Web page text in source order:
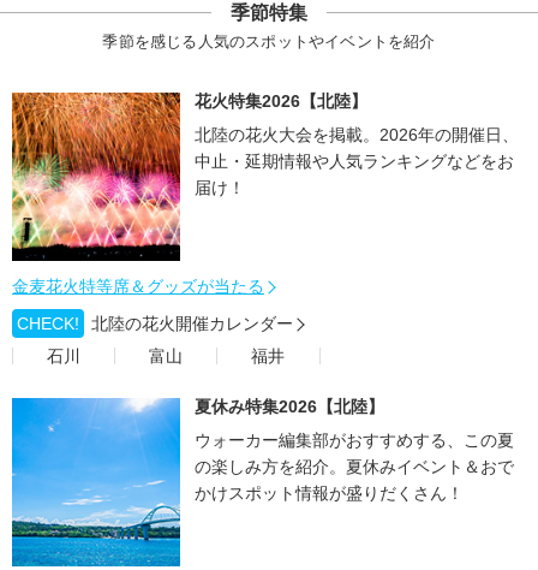
季節特集
季節を感じる人気のスポットやイベントを紹介
花火特集2026【北陸】
北陸の花火大会を掲載。2026年の開催日、
中止・延期情報や人気ランキングなどをお
届け！
金麦花火特等席＆グッズが当たる
CHECK!
北陸の花火開催カレンダー
石川
富山 福井
夏休み特集2026【北陸】
ウォーカー編集部がおすすめする、この夏
の楽しみ方を紹介。夏休みイベント＆おで
かけスポット情報が盛りだくさん！